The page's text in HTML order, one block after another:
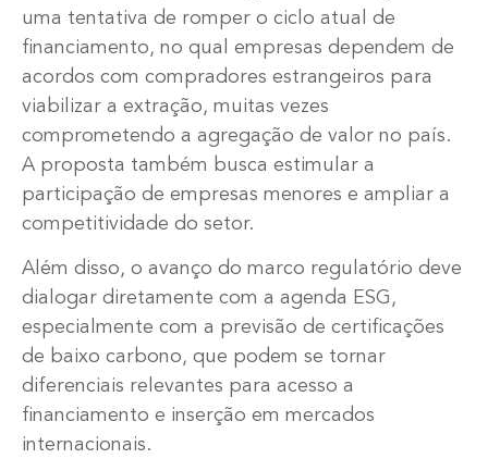
uma tentativa de romper o ciclo atual de
financiamento, no qual empresas dependem de
acordos com compradores estrangeiros para
viabilizar a extração, muitas vezes
comprometendo a agregação de valor no país.
A proposta também busca estimular a
participação de empresas menores e ampliar a
competitividade do setor.
Além disso, o avanço do marco regulatório deve
dialogar diretamente com a agenda ESG,
especialmente com a previsão de certificações
de baixo carbono, que podem se tornar
diferenciais relevantes para acesso a
financiamento e inserção em mercados
internacionais.